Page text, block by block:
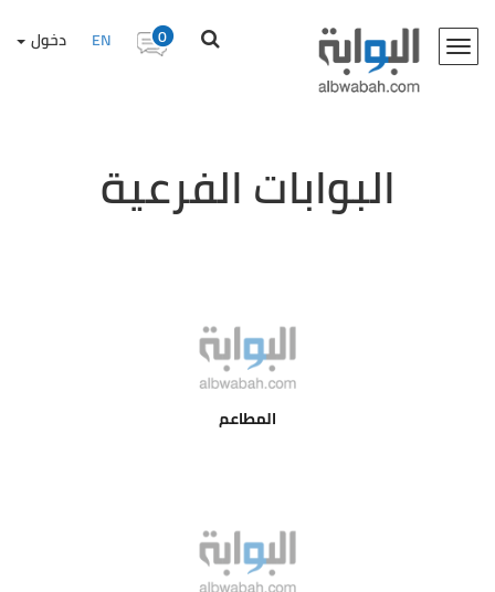
Toggle
navigation
0
EN دخول
البوابات الفرعية
المطاعم